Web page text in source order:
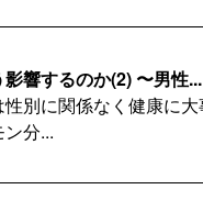
響するのか(2) 〜男性...
別に関係なく健康に大
分...